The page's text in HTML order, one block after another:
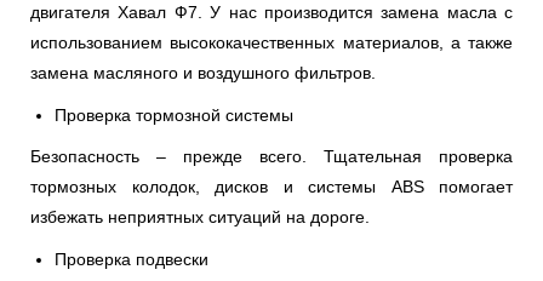
двигателя Хавал Ф7. У нас производится замена масла с
использованием высококачественных материалов, а также
замена масляного и воздушного фильтров.
Проверка тормозной системы
Безопасность – прежде всего. Тщательная проверка
тормозных колодок, дисков и системы ABS помогает
избежать неприятных ситуаций на дороге.
Проверка подвески